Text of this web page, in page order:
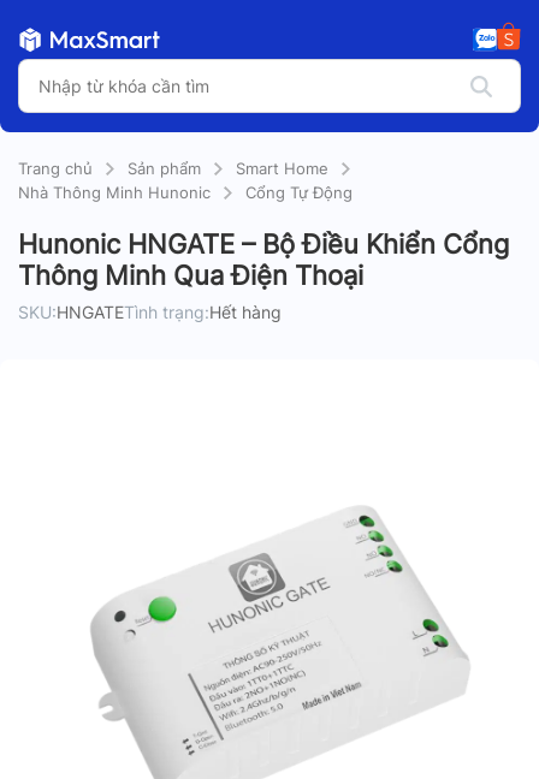
Trang chủ Sản phẩm
Smart Home
Nhà Thông Minh Hunonic
Cổng Tự Động
Hunonic HNGATE – Bộ Điều Khiển Cổng
Thông Minh Qua Điện Thoại
SKU:HNGATETình trạng:Hết hàng